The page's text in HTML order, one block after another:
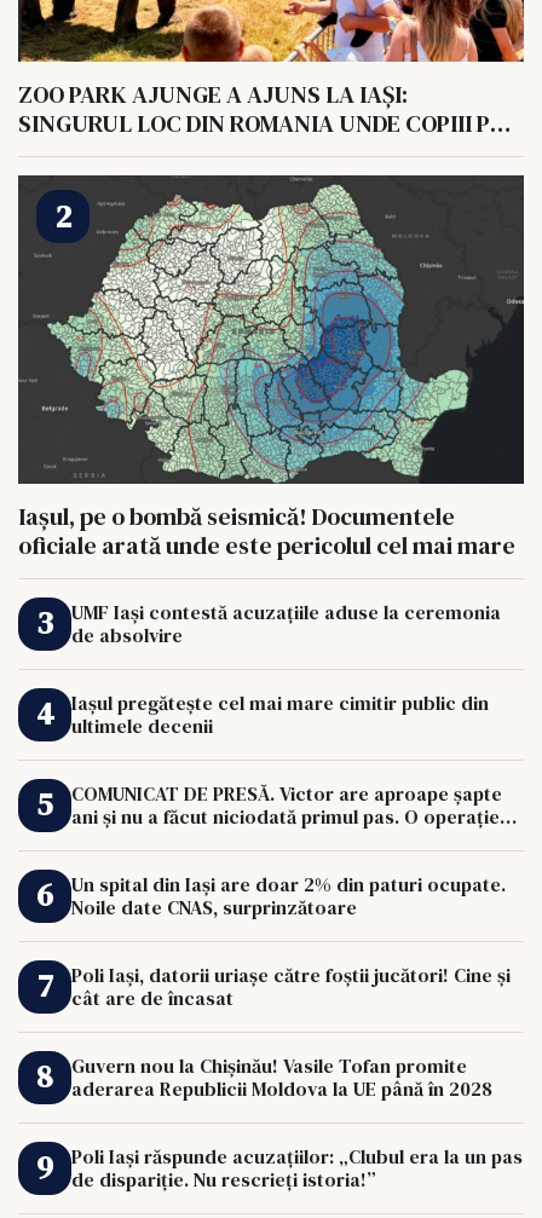
ZOO PARK AJUNGE A AJUNS LA IAȘI:
SINGURUL LOC DIN ROMANIA UNDE COPIII POT
HRANI UN ELEFANT
Iașul, pe o bombă seismică! Documentele
oficiale arată unde este pericolul cel mai mare
UMF Iași contestă acuzațiile aduse la ceremonia
de absolvire
Iașul pregătește cel mai mare cimitir public din
ultimele decenii
COMUNICAT DE PRESĂ. Victor are aproape șapte
ani și nu a făcut niciodată primul pas. O operație
Un spital din Iași are doar 2% din paturi ocupate.
Noile date CNAS, surprinzătoare
Poli Iași, datorii uriașe către foștii jucători! Cine și
cât are de încasat
Guvern nou la Chișinău! Vasile Tofan promite
aderarea Republicii Moldova la UE până în 2028
Poli Iași răspunde acuzațiilor: „Clubul era la un pas
de dispariție. Nu rescrieți istoria!”